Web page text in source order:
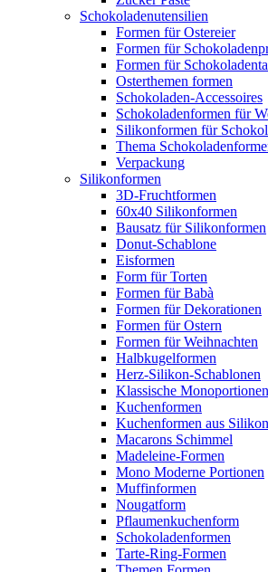
Schokoladenutensilien
Formen für Ostereier
Formen für
Formen für
Osterthemen formen
Schokoladen-Accessoires
Schokoladenformen für
Silikonformen für
Thema
Verpackung
Silikonformen
3D-Fruchtformen
60x40 Silikonformen
Bausatz für Silikonformen
Donut-Schablone
Eisformen
Form für Torten
Formen für Babà
Formen für Dekorationen
Formen für Ostern
Formen für Weihnachten
Halbkugelformen
Herz-Silikon-Schablonen
Klassische Monoportionen
Kuchenformen
Kuchenformen aus Silikon
Macarons Schimmel
Madeleine-Formen
Mono Moderne Portionen
Muffinformen
Nougatform
Pflaumenkuchenform
Schokoladenformen
Tarte-Ring-Formen